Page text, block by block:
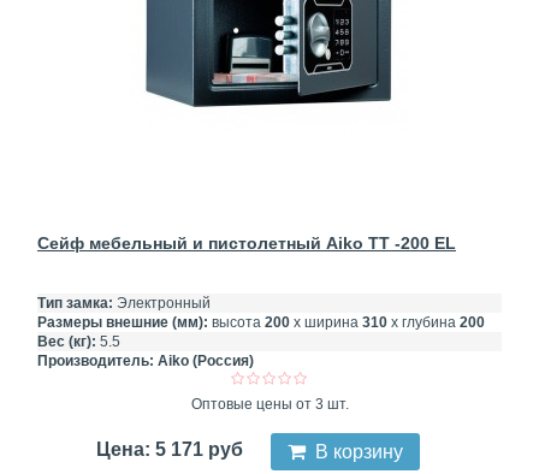
Сейф мебельный и пистолетный Aiko TT -200 EL
Тип замка: Электронный
Размеры внешние (мм): высота 200 х ширина 310 х глубина 200
Вес (кг): 5.5
Производитель: Aiko (Россия)
Оптовые цены от 3 шт.
Цена: 5 171 руб В корзину